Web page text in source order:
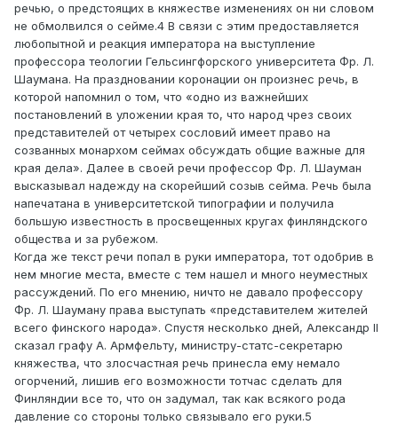
речью, о предстоящих в княжестве изменениях он ни словом
не обмолвился о сейме.4 В связи с этим предоставляется
любопытной и реакция императора на выступление
профессора теологии Гельсингфорского университета Фр. Л.
Шаумана. На праздновании коронации он произнес речь, в
которой напомнил о том, что «одно из важнейших
постановлений в уложении края то, что народ чрез своих
представителей от четырех сословий имеет право на
созванных монархом сеймах обсуждать общие важные для
края дела». Далее в своей речи профессор Фр. Л. Шауман
высказывал надежду на скорейший созыв сейма. Речь была
напечатана в университетской типографии и получила
большую известность в просвещенных кругах финляндского
общества и за рубежом.
Когда же текст речи попал в руки императора, тот одобрив в
нем многие места, вместе с тем нашел и много неуместных
рассуждений. По его мнению, ничто не давало профессору
Фр. Л. Шауману права выступать «представителем жителей
всего финского народа». Спустя несколько дней, Александр II
сказал графу А. Армфельту, министру-статс-секретарю
княжества, что злосчастная речь принесла ему немало
огорчений, лишив его возможности тотчас сделать для
Финляндии все то, что он задумал, так как всякого рода
давление со стороны только связывало его руки.5